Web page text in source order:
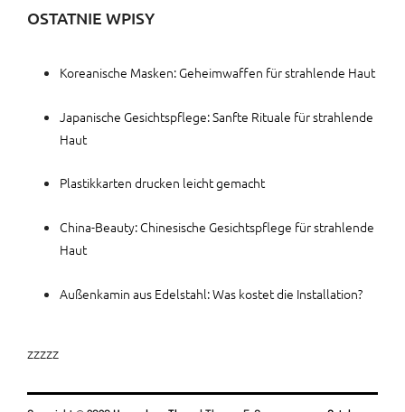
OSTATNIE WPISY
Koreanische Masken: Geheimwaffen für strahlende Haut
Japanische Gesichtspflege: Sanfte Rituale für strahlende
Haut
Plastikkarten drucken leicht gemacht
China-Beauty: Chinesische Gesichtspflege für strahlende
Haut
Außenkamin aus Edelstahl: Was kostet die Installation?
zzzzz